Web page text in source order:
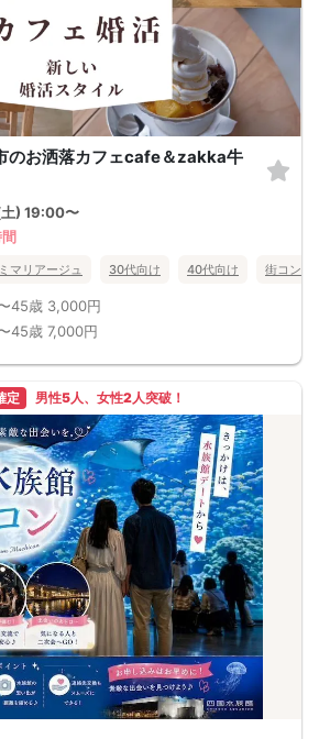
のお洒落カフェcafe＆zakka牛
) 19:00〜
マリアージュ 30代向け 40代向け 街コン
45歳 3,000円
45歳 7,000円
定 男性5人、女性2人突破！